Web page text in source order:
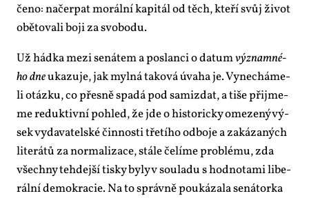
če­no: na­čer­pat mo­rál­ní ka­pi­tál od těch, kte­ří svůj ži­vot
obě­to­va­li bo­ji za svo­bo­du.
Už hád­ka me­zi se­ná­tem a po­slan­ci o da­tumvý­znam­né­
ho dneuka­zu­je, jak myl­ná ta­ko­vá úva­ha je. Vy­ne­chá­me-
li otáz­ku, co přes­ně spa­dá pod sa­mizdat, a ti­še při­jme­
me re­duk­tiv­ní po­hled, že jde o his­to­ric­ky ome­ze­ný vý­
sek vy­da­va­tel­ské čin­nos­ti tře­tí­ho od­bo­je a za­ká­za­ných
li­te­rá­tů za nor­ma­li­za­ce, stá­le če­lí­me pro­blé­mu, zda
všech­ny teh­dej­ší tis­ky by­ly v sou­la­du s hod­no­ta­mi li­be­
rál­ní de­mo­kra­cie. Na to správ­ně po­u­ká­za­la se­ná­tor­ka